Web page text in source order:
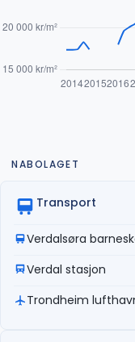
NABOLAGET
Transport
Verdalsøra
Verdal stasjon
Trondheim